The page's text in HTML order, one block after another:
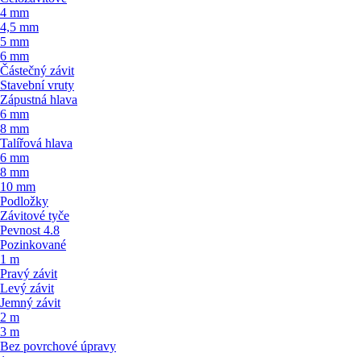
4 mm
4,5 mm
5 mm
6 mm
Částečný závit
Stavební vruty
Zápustná hlava
6 mm
8 mm
Talířová hlava
6 mm
8 mm
10 mm
Podložky
Závitové tyče
Pevnost 4.8
Pozinkované
1 m
Pravý závit
Levý závit
Jemný závit
2 m
3 m
Bez povrchové úpravy